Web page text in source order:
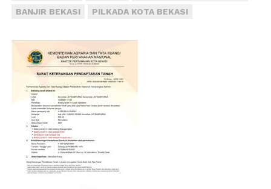
BANJIR BEKASI
PILKADA KOTA BEKASI